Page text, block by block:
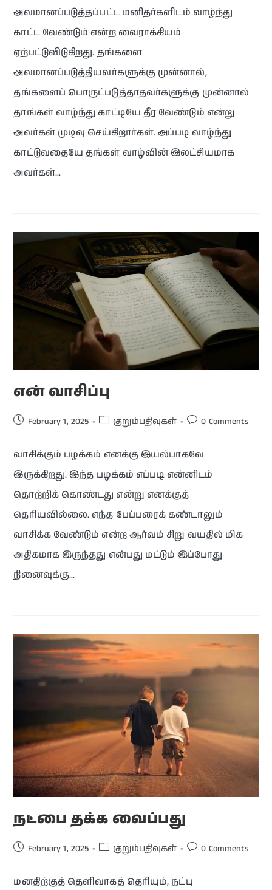
அவமானப்படுத்தப்பட்ட மனிதர்களிடம் வாழ்ந்து
காட்ட வேண்டும் என்ற வைராக்கியம்
ஏற்பட்டுவிடுகிறது. தங்களை
அவமானப்படுத்தியவர்களுக்கு முன்னால்,
தங்களைப் பொருட்படுத்தாதவர்களுக்கு முன்னால்
தாங்கள் வாழ்ந்து காட்டியே தீர வேண்டும் என்று
அவர்கள் முடிவு செய்கிறார்கள். அப்படி வாழ்ந்து
காட்டுவதையே தங்கள் வாழ்வின் இலட்சியமாக
அவர்கள்…
என் வாசிப்பு
February 1, 2025 குறும்பதிவுகள் 0 Comments
வாசிக்கும் பழக்கம் எனக்கு இயல்பாகவே
இருக்கிறது. இந்த பழக்கம் எப்படி என்னிடம்
தொற்றிக் கொண்டது என்று எனக்குத்
தெரியவில்லை. எந்த பேப்பரைக் கண்டாலும்
வாசிக்க வேண்டும் என்ற ஆர்வம் சிறு வயதில் மிக
அதிகமாக இருந்தது என்பது மட்டும் இப்போது
நினைவுக்கு…
நட்பை தக்க வைப்பது
February 1, 2025 குறும்பதிவுகள் 0 Comments
மனதிற்குத் தெளிவாகத் தெரியும், நட்பு